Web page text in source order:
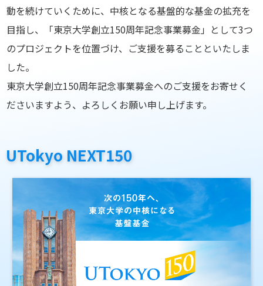
動を続けていくために、中核となる基盤的な基金の拡充を
目指し、「東京大学創立150周年記念事業募金」として3つ
のプロジェクトを位置づけ、ご支援を募ることといたしま
した。
東京大学創立150周年記念事業募金へのご支援をお寄せく
ださいますよう、よろしくお願い申し上げます。
UTokyo NEXT150